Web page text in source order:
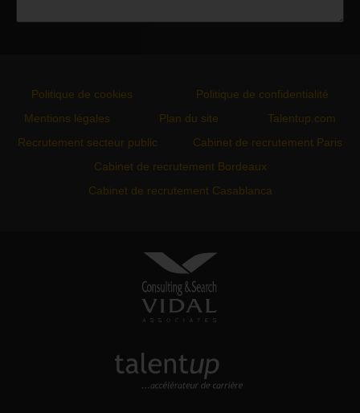
Politique de cookies
Politique de confidentialité
Mentions légales
Plan du site
Talentup.com
Recrutement secteur public
Cabinet de recrutement Paris
Cabinet de recrutement Bordeaux
Cabinet de recrutement Casablanca
VIDAL ASSOCIATES
conseil en recrutement et
approche directe
TALENTUP
découvrez notre site carrière